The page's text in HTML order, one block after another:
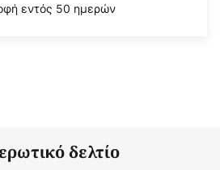
εντός 50 ημερών
δελτίο